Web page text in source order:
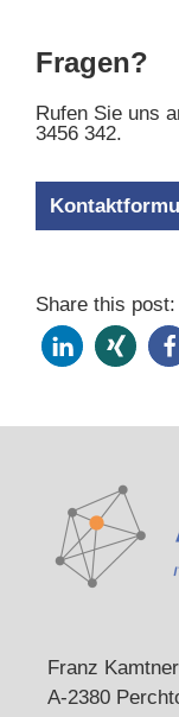
Fragen?
Rufen Sie uns
3456 342.
Share this post:
Franz
A-2380